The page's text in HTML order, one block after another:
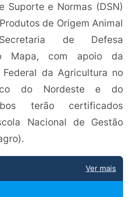
Suporte e Normas (DSN)
de Origem Animal
de Defesa
Mapa, com apoio da
Federal da Agricultura no
do Nordeste e do
terão certificados
Nacional de Gestão
Ver mais